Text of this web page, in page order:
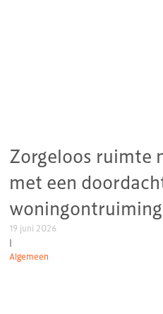
Zorgeloos ruimte
met een
woningontruiming
19 juni 2026
|
Algemeen